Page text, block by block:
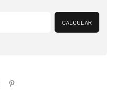
Alterar CEP
CALCULAR